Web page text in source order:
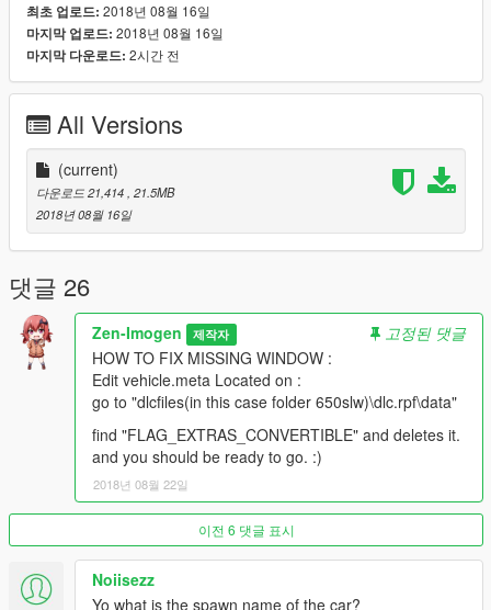
INSTALLATIONS
1. copy the "650slw" folder to your
mods/update/x64/dlcpacks
2. Add"650slw"to thedlclist.xml
Known Bugs :
1. Dunno report it to me if you notice another one.
Important Notes :
- Prohibited without the author's permission converting
the model into other games.
- Prohibited uploading a 3D model in any resources for
download.
- Prohibited using a modification for commercial
purposes.
-Prohibited to Reupload in GTAIND.com
Special Thanks to :
Cristian Cen for his Amazing Screenshot
최초 업로드: 2018년 08월 16일
마지막 업로드: 2018년 08월 16일
마지막 다운로드: 2시간 전
All Versions
(current)
다운로드 21,414 , 21.5MB
2018년 08월 16일
댓글 26
Zen-Imogen 제작자
고정된 댓글
HOW TO FIX MISSING WINDOW :
Edit vehicle.meta Located on :
go to "dlcfiles(in this case folder 650slw)\dlc.rpf\data"
find "FLAG_EXTRAS_CONVERTIBLE" and deletes it.
and you should be ready to go. :)
2018년 08월 22일
이전 6 댓글 표시
Noiisezz
Yo what is the spawn name of the car?